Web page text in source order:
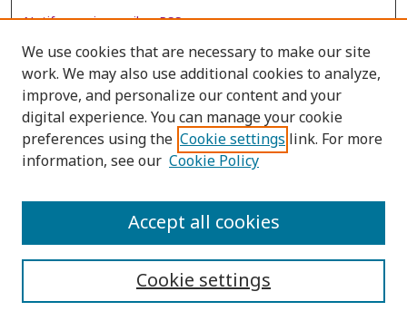
Notify me via email orRSS
Browse
Collections
Disciplines
Authors
We use cookies that are necessary to make our site
work. We may also use additional cookies to analyze,
improve, and personalize our content and your
digital experience. You can manage your cookie
preferences using the Cookie settings link. For more
information, see our Cookie Policy
Cookie settings
Accept all cookies